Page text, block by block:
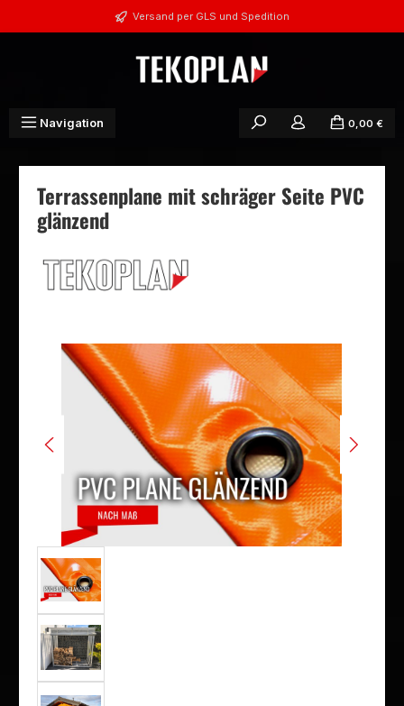
Zum Hauptinhalt springenVersand per GLS und Spedition
Navigation 0,00 €
Terrassenplane mit schräger Seite PVC
glänzend
Bildergalerie überspringen